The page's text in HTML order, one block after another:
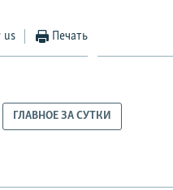
us Печать
ГЛАВНОЕ ЗА СУТКИ